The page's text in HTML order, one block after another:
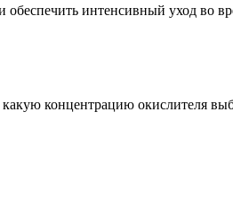
интенсивный уход во
концентрацию окислителя